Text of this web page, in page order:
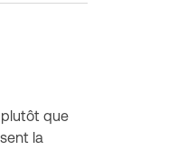
plutôt que
la